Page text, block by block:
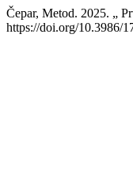
Čepar, Metod. 2025. „
https://doi.org/10.3986/